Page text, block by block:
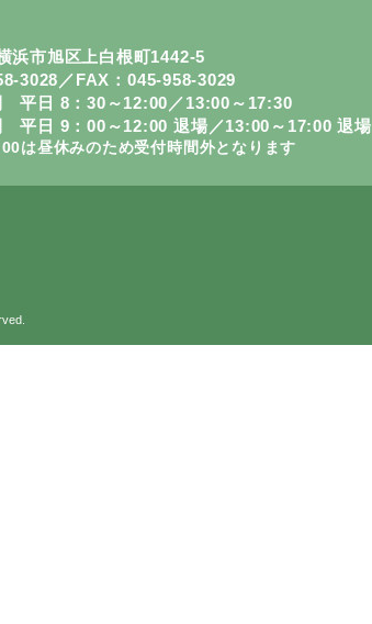
浜市旭区上白根町1442-5
3028 ／FAX：045-958-3029
平日 8：30～12:00／13:00～17:30
平日 9：00～12:00 退場／13:00～17:00 退場
は昼休みのため受付時間外となります